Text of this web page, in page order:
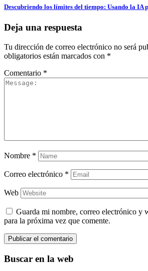
Descubriendo los límites del tiempo: Usando la
Deja una respuesta
Tu dirección de correo electrónico no será
obligatorios están marcados con *
Comentario *
Nombre *
Correo electrónico *
Web
Guarda mi nombre, correo electrónico y
para la próxima vez que comente.
Buscar en la web